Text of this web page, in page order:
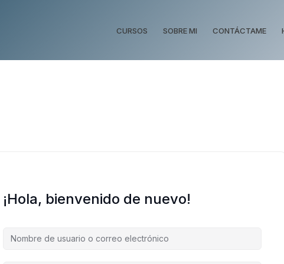
CURSOS SOBRE MI CONTÁCTAME
¡Hola, bienvenido de nuevo!